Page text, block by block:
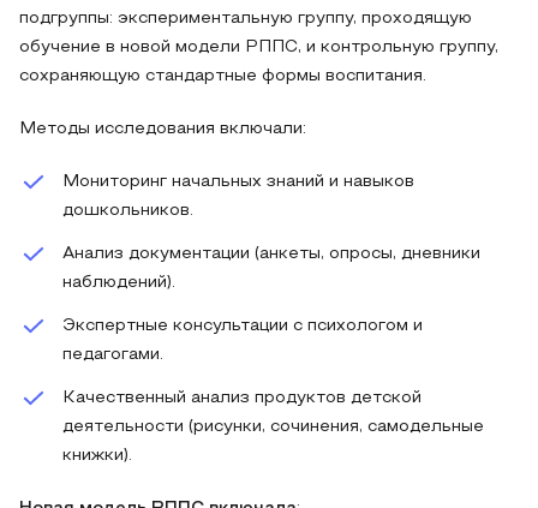
подгруппы: экспериментальную группу, проходящую
обучение в новой модели РППС, и контрольную группу,
сохраняющую стандартные формы воспитания.
Методы исследования включали:
Мониторинг начальных знаний и навыков
дошкольников.
Анализ документации (анкеты, опросы, дневники
наблюдений).
Экспертные консультации с психологом и
педагогами.
Качественный анализ продуктов детской
деятельности (рисунки, сочинения, самодельные
книжки).